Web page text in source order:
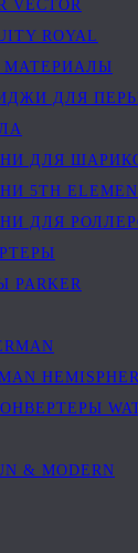
VECTOR
ROYAL
МАТЕРИАЛЫ
ДЛЯ
ДЛЯ
5TH
ДЛЯ
PARKER
& MODERN